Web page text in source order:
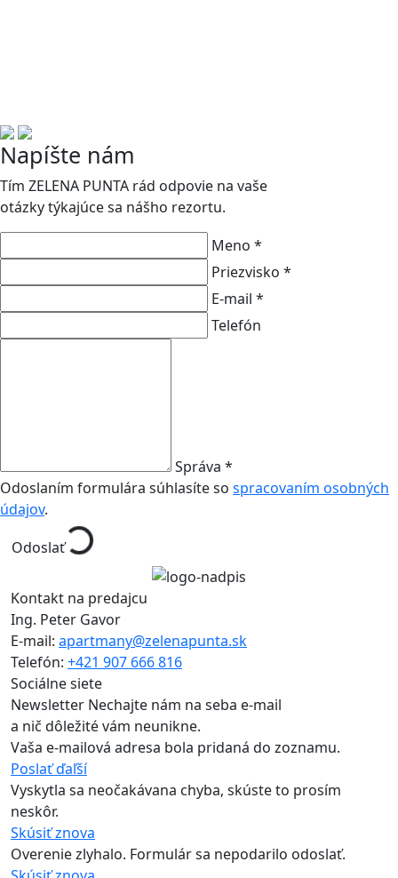
Napíšte nám
Tím ZELENA PUNTA rád odpovie na vaše
otázky týkajúce sa nášho rezortu.
Meno *
Priezvisko *
E-mail *
Telefón
Správa *
Odoslaním formulára súhlasíte so spracovaním osobných
údajov.
Odoslať
Kontakt na predajcu
Ing. Peter Gavor
E-mail: apartmany@zelenapunta.sk
Telefón: +421 907 666 816
Sociálne siete
Newsletter Nechajte nám na seba e-mail
a nič dôležité vám neunikne.
Vaša e-mailová adresa bola pridaná do zoznamu.
Poslať ďaľší
Vyskytla sa neočakávana chyba, skúste to prosím
neskôr.
Skúsiť znova
Overenie zlyhalo. Formulár sa nepodarilo odoslať.